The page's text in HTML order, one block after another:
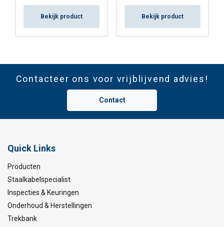
Bekijk product Bekijk product
Contacteer ons voor vrijblijvend advies!
Contact
Quick Links
Producten
Staalkabelspecialist
Inspecties & Keuringen
Onderhoud & Herstellingen
Trekbank